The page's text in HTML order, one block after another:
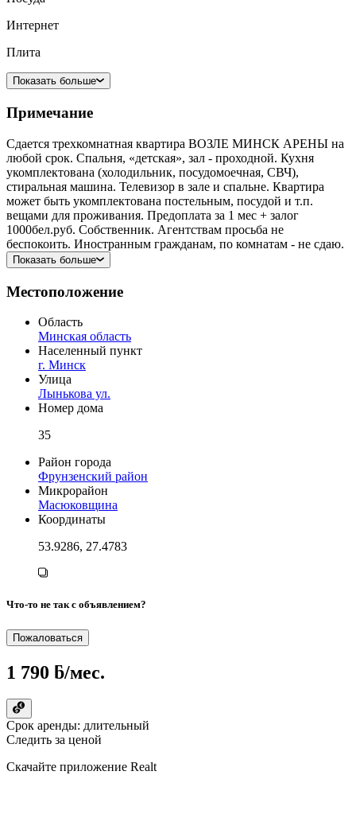
Интернет
Плита
Показать больше
Примечание
Сдается трехкомнатная квартира ВОЗЛЕ МИНСК АРЕНЫ на
любой срок. Спальня, «детская», зал - проходной. Кухня
укомплектована (холодильник, посудомоечная, СВЧ),
стиральная машина. Телевизор в зале и спальне. Квартира
может быть укомплектована постельным, посудой и т.п.
вещами для проживания. Предоплата за 1 мес + залог
1000бел.руб. Собственник. Агентствам просьба не
беспокоить. Иностранным гражданам, по комнатам - не сдаю.
Показать больше
Местоположение
Область
Минская область
Населенный пункт
г. Минск
Улица
Лынькова ул.
Номер дома
35
Район города
Фрунзенский район
Микрорайон
Масюковщина
Координаты
53.9286, 27.4783
Что-то не так с объявлением?
Пожаловаться
1 790 ƃ/мес.
Срок аренды: длительный
Следить за ценой
Скачайте приложение Realt